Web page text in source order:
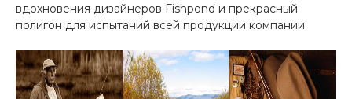
вдохновения дизайнеров Fishpond и прекрасный
полигон для испытаний всей продукции компании.